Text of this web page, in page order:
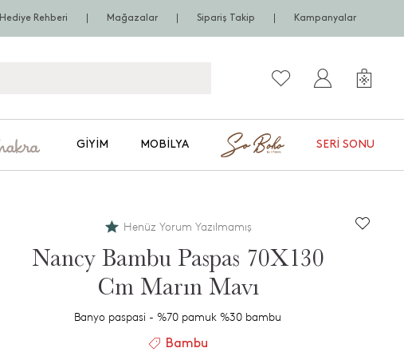
Hediye Rehberi Mağazalar Sipariş Takip Kampanyalar
GIYIM MOBILYA SERI SONU
Henüz Yorum Yazılmamış
Nancy Bambu Paspas 70X130
Cm Marın Mavı
Banyo paspasi - %70 pamuk %30 bambu
Bambu